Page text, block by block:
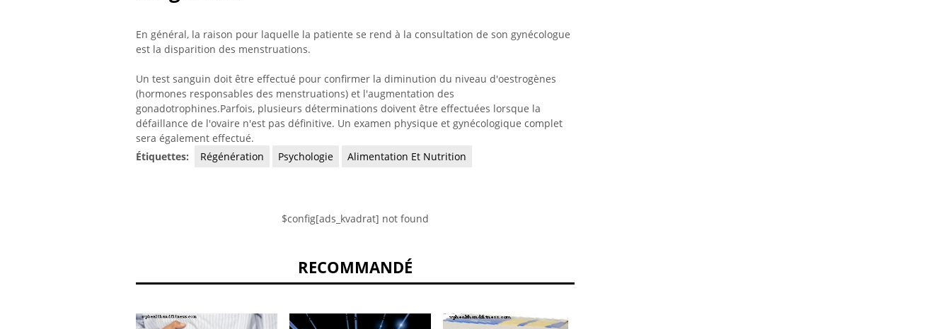
En général, la raison pour laquelle la patiente se rend à la consultation de son gynécologue
est la disparition des menstruations.
Un test sanguin doit être effectué pour confirmer la diminution du niveau d'oestrogènes
(hormones responsables des menstruations) et l'augmentation des
gonadotrophines.Parfois, plusieurs déterminations doivent être effectuées lorsque la
défaillance de l'ovaire n'est pas définitive. Un examen physique et gynécologique complet
sera également effectué.
Étiquettes:
Régénération Psychologie Alimentation Et Nutrition
$config[ads_kvadrat] not found
RECOMMANDÉ